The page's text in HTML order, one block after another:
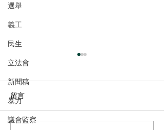
選舉
義工
民生
立法會
新聞稿
暴力
議會監察
留言